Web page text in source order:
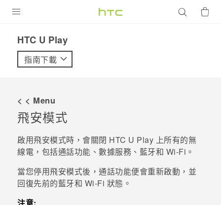
VIVE
優惠專區
焦點訊息
銷售門市
銷售通路
支援服務
HTC U Play‎
指南下載
< < Menu
飛安模式
啟用飛安模式時，會關閉 HTC U Play 上所有的無
線電，包括通話功能、數據服務、 藍牙和 Wi-Fi 。
當您停用飛安模式後，通話功能便會重新啟動，並
回復先前的藍牙和 Wi-Fi 狀態。